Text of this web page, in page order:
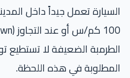
السيارة تعمل جيداً داخل
الطرمبة الضعيفة لا تستطيع
المطلوبة في هذه اللحظة.